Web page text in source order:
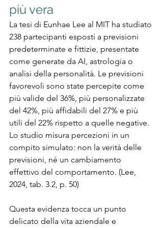
più vera
La tesi di Eunhae Lee al MIT ha studiato
238 partecipanti esposti a previsioni
predeterminate e fittizie, presentate
come generate da AI, astrologia o
analisi della personalità. Le previsioni
favorevoli sono state percepite come
più valide del 36%, più personalizzate
del 42%, più affidabili del 27% e più
utili del 22% rispetto a quelle negative.
Lo studio misura percezioni in un
compito simulato: non la verità delle
previsioni, né un cambiamento
effettivo del comportamento. (Lee,
2024, tab. 3.2, p. 50)
Questa evidenza tocca un punto
delicato della vita aziendale e